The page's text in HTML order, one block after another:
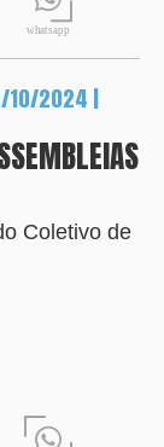
whatsapp
10/2024 |
Coletivo de